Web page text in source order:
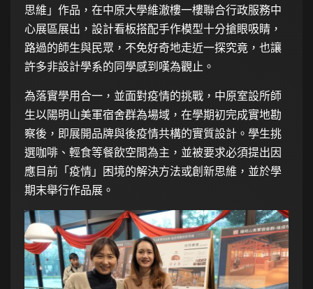
思維」作品，在中原大學維澈樓一樓聯合行政服務中
心展區展出，設計看板搭配手作模型十分搶眼吸睛，
路過的師生與民眾，不免好奇地走近一探究竟，也讓
許多非設計學系的同學感到嘆為觀止。
為落實學用合一，並面對疫情的挑戰，中原室設所師
生以陽明山美軍宿舍群為場域，在學期初完成實地勘
察後，即展開品牌與後疫情共構的實質設計。學生挑
選咖啡、輕食等餐飲空間為主，並被要求必須提出因
應目前「疫情」困境的解決方法或創新思維，並於學
期末舉行作品展。